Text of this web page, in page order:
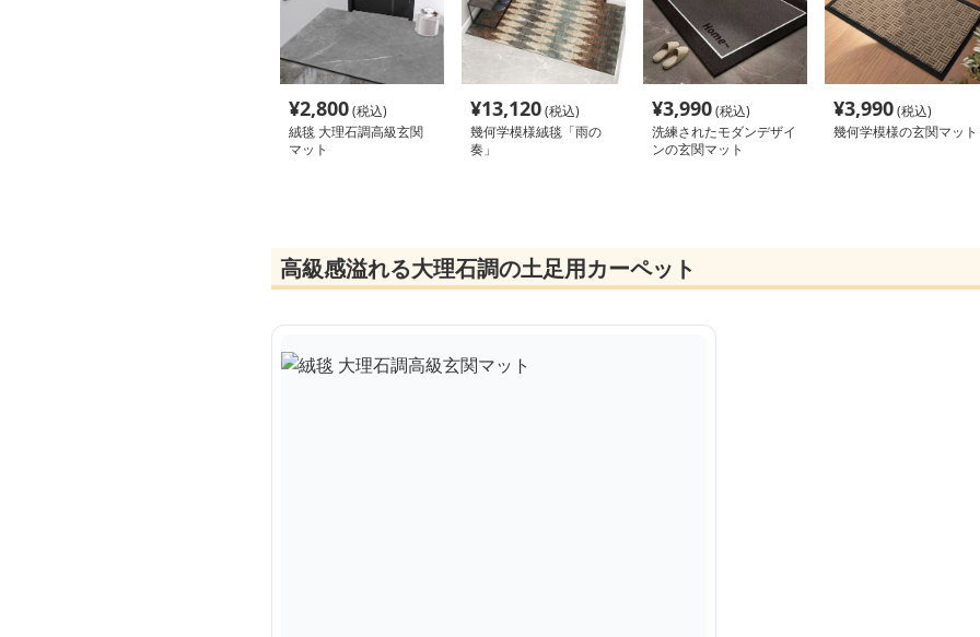
¥2,800(税込)
絨毯 大理石調高級玄関
マット
¥13,120(税込)
幾何学模様絨毯「雨の
奏」
¥3,990(税込)
洗練されたモダンデザイ
ンの玄関マット
¥3,990(税込)
幾何学模様の玄関マット
高級感溢れる大理石調の土足用カーペット